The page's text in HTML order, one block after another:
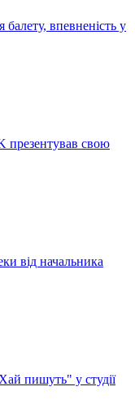
впевненість у
презентував свою
від начальника
пишуть" у студії